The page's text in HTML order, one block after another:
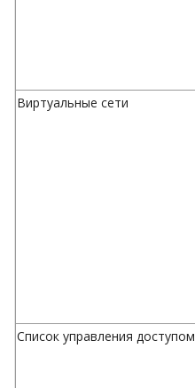
Виртуальные сети
Список управления доступом